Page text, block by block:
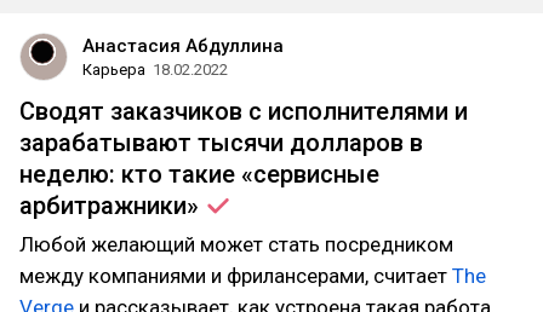
Анастасия Абдуллина
Карьера 18.02.2022
Сводят заказчиков с исполнителями и
зарабатывают тысячи долларов в
неделю: кто такие «сервисные
арбитражники»
Любой желающий может стать посредником
между компаниями и фрилансерами, считает The
Verge и рассказывает, как устроена такая работа.